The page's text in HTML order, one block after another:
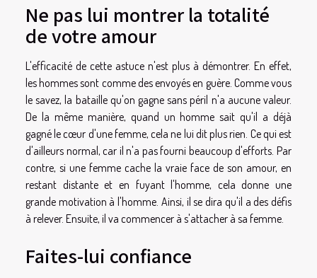
Ne pas lui montrer la totalité
de votre amour
L'efficacité de cette astuce n'est plus à démontrer. En effet,
les hommes sont comme des envoyés en guère. Comme vous
le savez, la bataille qu'on gagne sans péril n'a aucune valeur.
De la même manière, quand un homme sait qu'il a déjà
gagné le cœur d'une femme, cela ne lui dit plus rien. Ce qui est
d'ailleurs normal, car il n'a pas fourni beaucoup d'efforts. Par
contre, si une femme cache la vraie face de son amour, en
restant distante et en fuyant l'homme, cela donne une
grande motivation à l'homme. Ainsi, il se dira qu'il a des défis
à relever. Ensuite, il va commencer à s'attacher à sa femme.
Faites-lui confiance